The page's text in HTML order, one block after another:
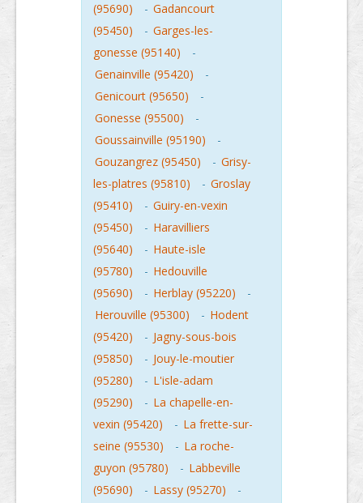
(95690)
- Gadancourt
(95450)
- Garges-les-
gonesse (95140)
-
Genainville (95420)
-
Genicourt (95650)
-
Gonesse (95500)
-
Goussainville (95190)
-
Gouzangrez (95450)
- Grisy-
les-platres (95810)
- Groslay
(95410)
- Guiry-en-vexin
(95450)
- Haravilliers
(95640)
- Haute-isle
(95780)
- Hedouville
(95690)
- Herblay (95220)
-
Herouville (95300)
- Hodent
(95420)
- Jagny-sous-bois
(95850)
- Jouy-le-moutier
(95280)
- L'isle-adam
(95290)
- La chapelle-en-
vexin (95420)
- La frette-sur-
seine (95530)
- La roche-
guyon (95780)
- Labbeville
(95690)
- Lassy (95270)
-